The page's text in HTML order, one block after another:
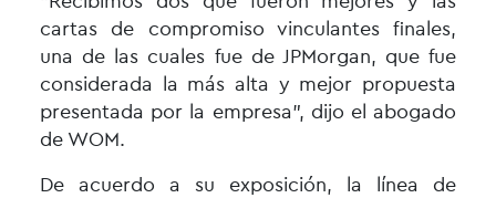
cartas de compromiso vinculantes finales,
una de las cuales fue de JPMorgan, que fue
considerada la más alta y mejor propuesta
presentada por la empresa”, dijo el abogado
de WOM.
De acuerdo a su exposición, la línea de